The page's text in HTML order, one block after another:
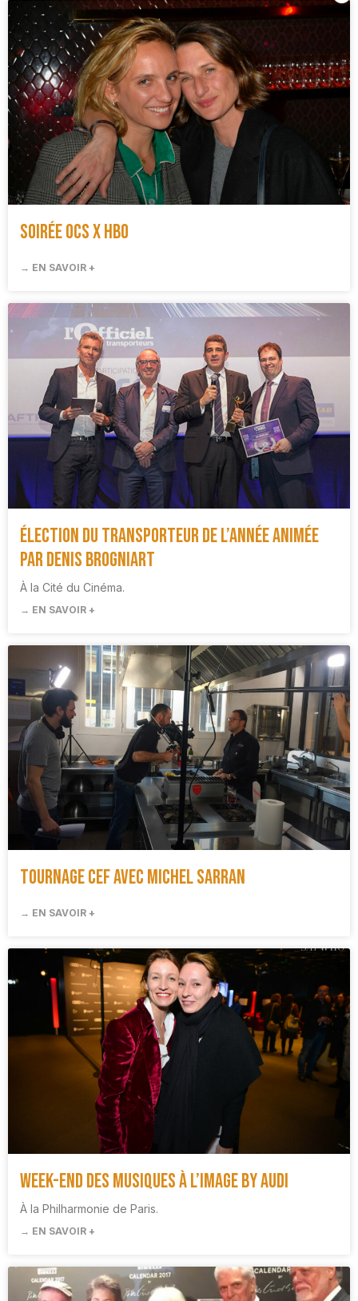
Soirée OCS x HBO
→ EN SAVOIR +
Élection du Transporteur de l’Année animée
par Denis Brogniart
À la Cité du Cinéma.
→ EN SAVOIR +
Tournage CEF avec Michel Sarran
→ EN SAVOIR +
Week-end des Musiques à l’image by Audi
À la Philharmonie de Paris.
→ EN SAVOIR +